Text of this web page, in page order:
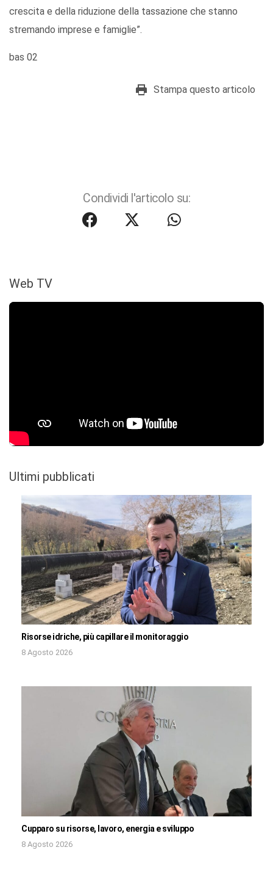
crescita e della riduzione della tassazione che stanno
stremando imprese e famiglie”.
bas 02
Stampa questo articolo
Condividi l'articolo su:
Web TV
Ultimi pubblicati
Risorse idriche, più capillare il monitoraggio
8 Agosto 2026
Cupparo su risorse, lavoro, energia e sviluppo
8 Agosto 2026